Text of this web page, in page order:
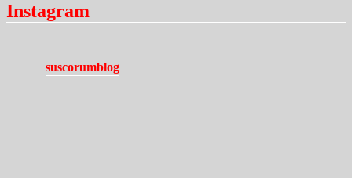
Instagram
suscorumblog